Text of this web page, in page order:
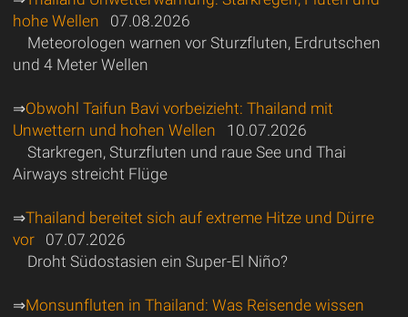
hohe Wellen 07.08.2026
Meteorologen warnen vor Sturzfluten, Erdrutschen
und 4 Meter Wellen
⇒Obwohl Taifun Bavi vorbeizieht: Thailand mit
Unwettern und hohen Wellen 10.07.2026
Starkregen, Sturzfluten und raue See und Thai
Airways streicht Flüge
⇒Thailand bereitet sich auf extreme Hitze und Dürre
vor07.07.2026
Droht Südostasien ein Super-El Niño?
⇒Monsunfluten in Thailand: Was Reisende wissen